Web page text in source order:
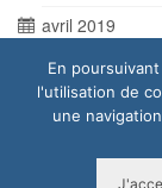
avril 2019
mars 2019
En
l'utilisation de
une